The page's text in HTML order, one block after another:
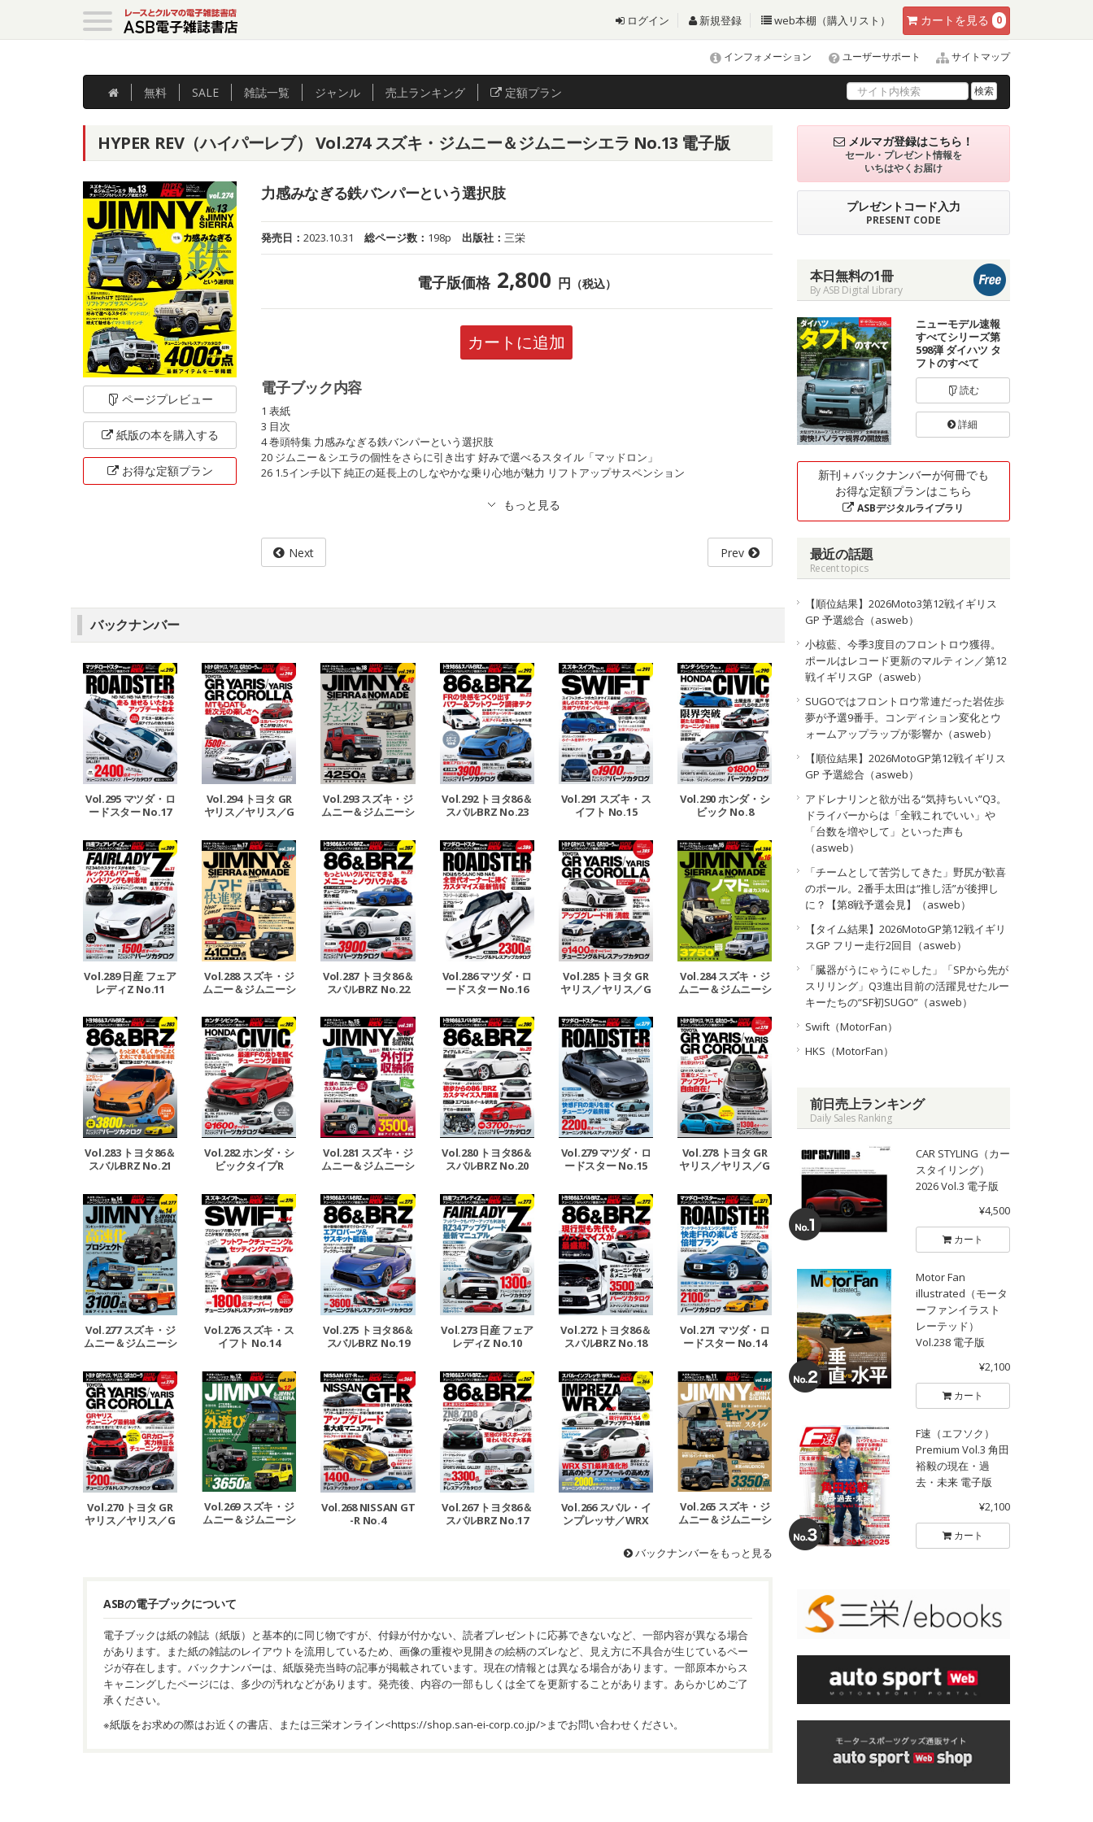
カート を見る 0
ログイン 新規登録 web本棚（購入リスト）
インフォメーション ユーザーサポート サイトマップ
無料 SALE 雑誌一覧 ジャンル 売上ランキング 定額プラン 検索
HYPER REV（ハイパーレブ） Vol.274 スズキ・ジムニー＆ジムニーシエラ No.13 電子版
ページプレビュー
紙版の本を購入する
お得な定額プラン
力感みなぎる鉄バンパーという選択肢
発売日：2023.10.31 総ページ数： 198p 出版社：三栄
電子版価格 2,800 円 （税込）
カートに追加
電子ブック内容
1 表紙
3 目次
4 巻頭特集 力感みなぎる鉄バンパーという選択肢
20 ジムニー＆シエラの個性をさらに引き出す 好みで選べるスタイル「マッドロン」
26 1.5インチ以下 純正の延長上のしなやかな乗り心地が魅力 リフトアップサスペンション
Next Prev
バックナンバー
Vol.295 マツダ・ロ
ードスター No.17
Vol.294 トヨタ GR
ヤリス／ヤリス／G
Vol.293 スズキ・ジ
ムニー＆ジムニーシ
ド No.18
Vol.292 トヨタ86＆
スバルBRZ No.23
Vol.291 スズキ・ス
イフト No.15
Vol.290 ホンダ・シ
ビック No.8
Vol.289 日産 フェア
レディZ No.11
Vol.288 スズキ・ジ
ムニー＆ジムニーシ
ド No.17
Vol.287 トヨタ86＆
スバルBRZ No.22
Vol.286 マツダ・ロ
ードスター No.16
Vol.285 トヨタ GR
ヤリス／ヤリス／G
Vol.284 スズキ・ジ
ムニー＆ジムニーシ
ド No.16
Vol.283 トヨタ86＆
スバルBRZ No.21
Vol.282 ホンダ・シ
ビックタイプR
Vol.281 スズキ・ジ
ムニー＆ジムニーシ
Vol.280 トヨタ86＆
スバルBRZ No.20
Vol.279 マツダ・ロ
ードスター No.15
Vol.278 トヨタ GR
ヤリス／ヤリス／G
Vol.277 スズキ・ジ
ムニー＆ジムニーシ
Vol.276 スズキ・ス
イフト No.14
Vol.275 トヨタ86＆
スバルBRZ No.19
Vol.273 日産 フェア
レディZ No.10
Vol.272 トヨタ86＆
スバルBRZ No.18
Vol.271 マツダ・ロ
ードスター No.14
Vol.270 トヨタ GR
ヤリス／ヤリス／G
Vol.269 スズキ・ジ
ムニー＆ジムニーシ
Vol.268 NISSAN GT
-R No.4
Vol.267 トヨタ86＆
スバルBRZ No.17
Vol.266 スバル・イ
ンプレッサ／WRX
Vol.265 スズキ・ジ
ムニー＆ジムニーシ
バックナンバーをもっと見る
ASBの電子ブックについて
電子ブックは紙の雑誌（紙版）と基本的に同じ物ですが、付録が付かない、読者プレゼントに応募できないなど、一部内容が異なる場合
があります。また紙の雑誌のレイアウトを流用しているため、画像の重複や見開きの絵柄のズレなど、見え方に不具合が生じているペー
ジが存在します。バックナンバーは、紙版発売当時の記事が掲載されています。現在の情報とは異なる場合があります。一部原本からス
キャニングしたページには、多少の汚れなどがあります。発売後、内容の一部もしくは全てを更新することがあります。あらかじめご了
承ください。
※紙版をお求めの際はお近くの書店、または三栄オンライン<https://shop.san-ei-corp.co.jp/>までお問い合わせください。
メルマガ登録はこちら！
セール・プレゼント情報を
いちはやくお届け
プレゼントコード入力
PRESENT CODE
本日無料の1冊
By ASB Digital Library
ニューモデル速報
すべてシリーズ第
598弾 ダイハツ タ
フトのすべて
読む
詳細
新刊＋バックナンバーが何冊でも
お得な定額プランはこちら
ASBデジタルライブラリ
最近の話題
Recent topics
【順位結果】2026Moto3第12戦イギリス
GP 予選総合（asweb）
小椋藍、今季3度目のフロントロウ獲得。
ポールはレコード更新のマルティン／第12
戦イギリスGP（asweb）
SUGOではフロントロウ常連だった岩佐歩
夢が予選9番手。コンディション変化とウ
ォームアップラップが影響か（asweb）
【順位結果】2026MotoGP第12戦イギリス
GP 予選総合（asweb）
アドレナリンと欲が出る“気持ちいい”Q3。
ドライバーからは「全戦これでいい」や
「台数を増やして」といった声も
（asweb）
「チームとして苦労してきた」野尻が歓喜
のポール。2番手太田は“推し活”が後押し
に？【第8戦予選会見】（asweb）
【タイム結果】2026MotoGP第12戦イギリ
スGP フリー走行2回目（asweb）
「臓器がうにゃうにゃした」「SPから先が
スリリング」Q3進出目前の活躍見せたルー
キーたちの“SF初SUGO”（asweb）
Swift（MotorFan）
HKS（MotorFan）
前日売上ランキング
Daily Sales Ranking
CAR STYLING（カー
スタイリング）
2026 Vol.3 電子版
¥4,500
カート
Motor Fan
illustrated（モータ
ーファンイラスト
レーテッド）
Vol.238 電子版
¥2,100
カート
F速（エフソク）
Premium Vol.3 角田
裕毅の現在・過
去・未来 電子版
¥2,100
カート